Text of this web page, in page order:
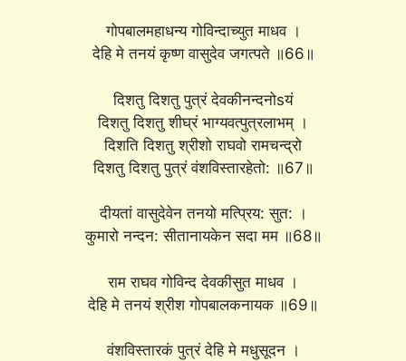
गोपबालमहाधन्य गोविन्दाच्युत माधव ।
देहि मे तनयं कृष्ण वासुदेव जगत्पते ॥66॥
दिशतु दिशतु पुत्रं देवकीनन्दनोsयं
दिशतु दिशतु शीघ्रं भाग्यवत्पुत्रलाभम् ।
दिशति दिशतु श्रीशो राघवो रामचन्द्रो
दिशतु दिशतु पुत्रं वंशविस्तारहेतो: ॥67॥
दीयतां वासुदेवेन तनयो मत्प्रिय: सुत: ।
कुमारो नन्दन: सीतानायकेन सदा मम ॥68॥
राम राघव गोविन्द देवकीसुत माधव ।
देहि मे तनयं श्रीश गोपबालकनायक ॥69॥
वंशविस्तारकं पुत्रं देहि मे मधुसूदन ।